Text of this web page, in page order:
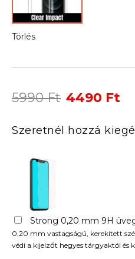
Törlés
5990Ft Original
was:
5990 Ft.
4490 Ft
is:
Szeretnél hozzá
Strong 0,20 mm 9H
0,20 mm vastagságú, kerekített
védi a kijelzőt hegyes tárgyaktól és